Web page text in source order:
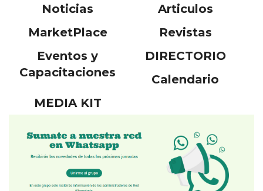
Noticias
Articulos
MarketPlace
Revistas
Eventos y
Capacitaciones
DIRECTORIO
Calendario
MEDIA KIT